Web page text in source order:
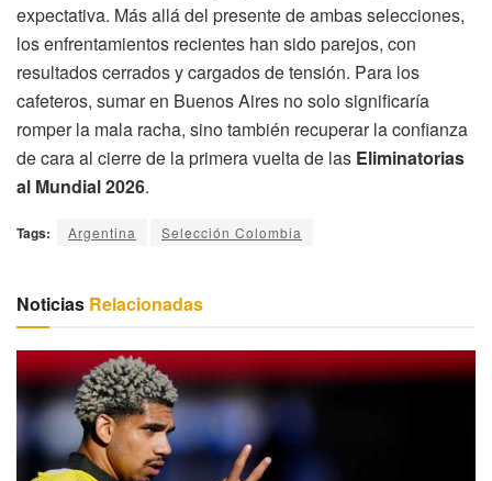
expectativa. Más allá del presente de ambas selecciones,
los enfrentamientos recientes han sido parejos, con
resultados cerrados y cargados de tensión. Para los
cafeteros, sumar en Buenos Aires no solo significaría
romper la mala racha, sino también recuperar la confianza
de cara al cierre de la primera vuelta de las Eliminatorias
al Mundial 2026.
Tags: Argentina Selección Colombia
Noticias Relacionadas